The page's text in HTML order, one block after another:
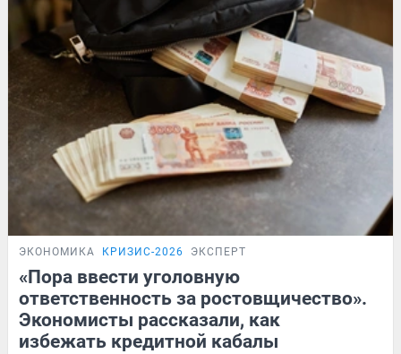
ЭКОНОМИКА КРИЗИС-2026 ЭКСПЕРТ
«Пора ввести уголовную
ответственность за ростовщичество».
Экономисты рассказали, как
избежать кредитной кабалы